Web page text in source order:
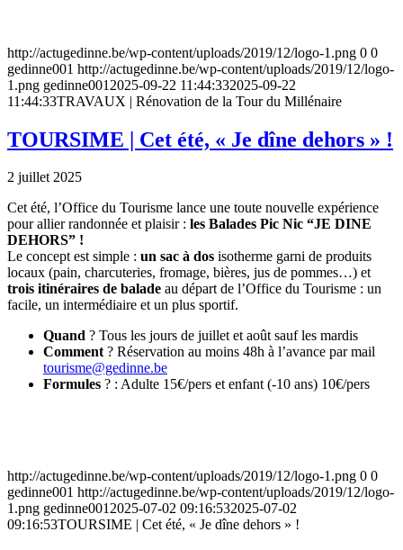
http://actugedinne.be/wp-content/uploads/2019/12/logo-1.png 0 0
gedinne001 http://actugedinne.be/wp-content/uploads/2019/12/logo-
1.png gedinne001 2025-09-22 11:44:332025-09-22
11:44:33TRAVAUX | Rénovation de la Tour du Millénaire
TOURSIME | Cet été, « Je dîne dehors » !
2 juillet 2025
Cet été, l’Office du Tourisme lance une toute nouvelle expérience
pour allier randonnée et plaisir : les Balades Pic Nic “JE DINE
DEHORS” !
Le concept est simple : un sac à dos isotherme garni de produits
locaux (pain, charcuteries, fromage, bières, jus de pommes…) et
trois itinéraires de balade au départ de l’Office du Tourisme : un
facile, un intermédiaire et un plus sportif.
Quand ? Tous les jours de juillet et août sauf les mardis
Comment? Réservation au moins 48h à l’avance par mail
tourisme@gedinne.be
Formules ? : Adulte 15€/pers et enfant (-10 ans) 10€/pers
http://actugedinne.be/wp-content/uploads/2019/12/logo-1.png 0 0
gedinne001 http://actugedinne.be/wp-content/uploads/2019/12/logo-
1.png gedinne0012025-07-02 09:16:532025-07-02
09:16:53TOURSIME | Cet été, « Je dîne dehors » !